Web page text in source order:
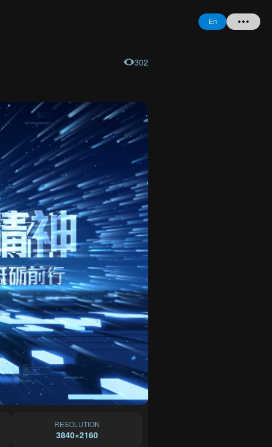
En
302
RESOLUTION
3840×2160